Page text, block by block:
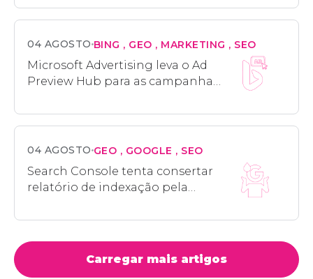
rede
04 AGOSTO BING GEO MARKETING SEO
Microsoft Advertising leva o Ad
Preview Hub para as campanhas
04 AGOSTO GEO GOOGLE SEO
Search Console tenta consertar
relatório de indexação pela
Carregar mais artigos